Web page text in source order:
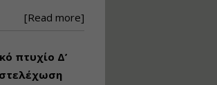
[Read more]
πτυχίο Δ’
στελέχωση
Ειδικών Πολεοδομικών
Εισηγητής:Λάμπρος Κίσσας